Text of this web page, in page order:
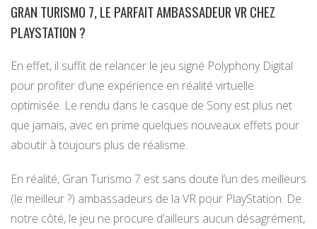
GRAN TURISMO 7, LE PARFAIT AMBASSADEUR VR CHEZ
PLAYSTATION ?
En effet, il suffit de relancer le jeu signé Polyphony Digital
pour profiter d’une expérience en réalité virtuelle
optimisée. Le rendu dans le casque de Sony est plus net
que jamais, avec en prime quelques nouveaux effets pour
aboutir à toujours plus de réalisme.
En réalité, Gran Turismo 7 est sans doute l’un des meilleurs
(le meilleur ?) ambassadeurs de la VR pour PlayStation. De
notre côté, le jeu ne procure d’ailleurs aucun désagrément,